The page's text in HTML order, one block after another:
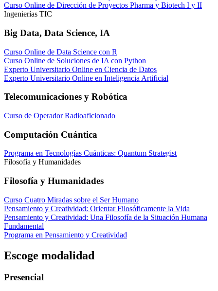
Curso Online de Dirección de Proyectos Pharma y Biotech I y II
Ingenierías TIC
Big Data, Data Science, IA
Curso Online de Data Science con R
Curso Online de Soluciones de IA con Python
Experto Universitario Online en Ciencia de Datos
Experto Universitario Online en Inteligencia Artificial
Telecomunicaciones y Robótica
Curso de Operador Radioaficionado
Computación Cuántica
Programa en Tecnologías Cuánticas: Quantum Strategist
Filosofía y Humanidades
Filosofía y Humanidades
Curso Cuatro Miradas sobre el Ser Humano
Pensamiento y Creatividad: Orientar Filosóficamente la Vida
Pensamiento y Creatividad: Una Filosofía de la Situación Humana
Fundamental
Programa en Pensamiento y Creatividad
Escoge modalidad
Presencial